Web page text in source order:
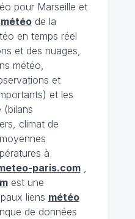
pour Marseille et
météode la
en temps réel
et des nuages,
météo,
et
et les
(bilans
climat de
à
paris.com,
est une
liens météo
de données